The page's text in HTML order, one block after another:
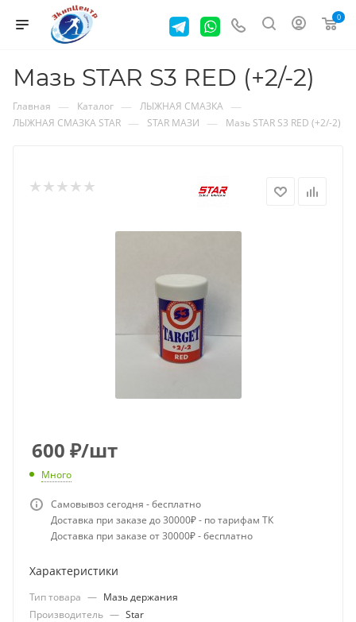
0
Мазь STAR S3 RED (+2/-2)
Главная — Каталог — ЛЫЖНАЯ СМАЗКА —
ЛЫЖНАЯ СМАЗКА STAR — STAR МАЗИ — Мазь STAR S3 RED (+2/-2)
600 ₽/шт
Много
Самовывоз сегодня - бесплатно
Доставка при заказе до 30000₽ - по тарифам ТК
Доставка при заказе от 30000₽ - бесплатно
Характеристики
Тип товара — Мазь держания
Производитель — Star